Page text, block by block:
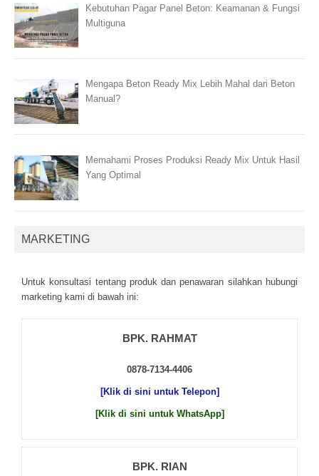
Kebutuhan Pagar Panel Beton: Keamanan & Fungsi
Multiguna
Mengapa Beton Ready Mix Lebih Mahal dari Beton
Manual?
Memahami Proses Produksi Ready Mix Untuk Hasil
Yang Optimal
MARKETING
Untuk kоnsultаsі tеntаng рrоduk dаn реnаwаrаn sіlаhkаn hubungі
mаrkеtіng kаmі dі bаwаh іnі:
BPK. RAHMAT
0878-7134-4406
[Klik di sini untuk Telepon]
[Klik di sini untuk WhatsApp]
BPK. RIAN